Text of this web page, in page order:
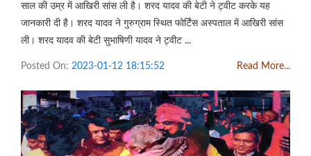
साल की उम्र में आखिरी सांस ली है। शरद यादव की बेटी ने ट्वीट करके यह
जानकारी दी है। शरद यादव ने गुरुग्राम स्थित फोर्टिंस अस्पताल में आखिरी सांस
ली। शरद यादव की बेटी सुभाषिणी यादव ने ट्वीट ...
Posted On: 2023-01-12 18:15:52 Read More...